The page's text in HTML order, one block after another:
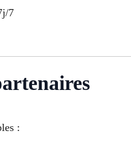
7
: